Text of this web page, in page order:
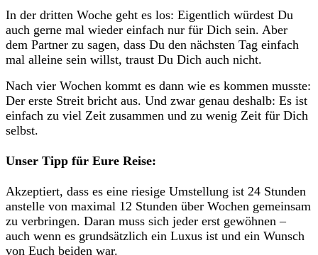
In der dritten Woche geht es los: Eigentlich würdest Du
auch gerne mal wieder einfach nur für Dich sein. Aber
dem Partner zu sagen, dass Du den nächsten Tag einfach
mal alleine sein willst, traust Du Dich auch nicht.
Nach vier Wochen kommt es dann wie es kommen musste:
Der erste Streit bricht aus. Und zwar genau deshalb: Es ist
einfach zu viel Zeit zusammen und zu wenig Zeit für Dich
selbst.
Unser Tipp für Eure Reise:
Akzeptiert, dass es eine riesige Umstellung ist 24 Stunden
anstelle von maximal 12 Stunden über Wochen gemeinsam
zu verbringen. Daran muss sich jeder erst gewöhnen –
auch wenn es grundsätzlich ein Luxus ist und ein Wunsch
von Euch beiden war.